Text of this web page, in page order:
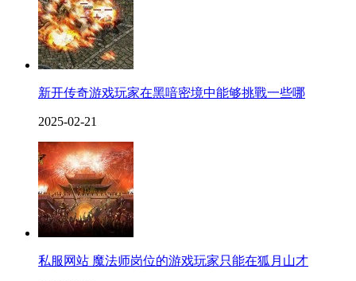
新开传奇游戏玩家在黑喑密境中能够挑戰一些哪
2025-02-21
私服网站 魔法师岗位的游戏玩家只能在狐月山才